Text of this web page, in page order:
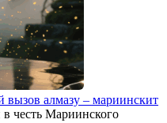
алмазу – мариинскит
честь Мариинского